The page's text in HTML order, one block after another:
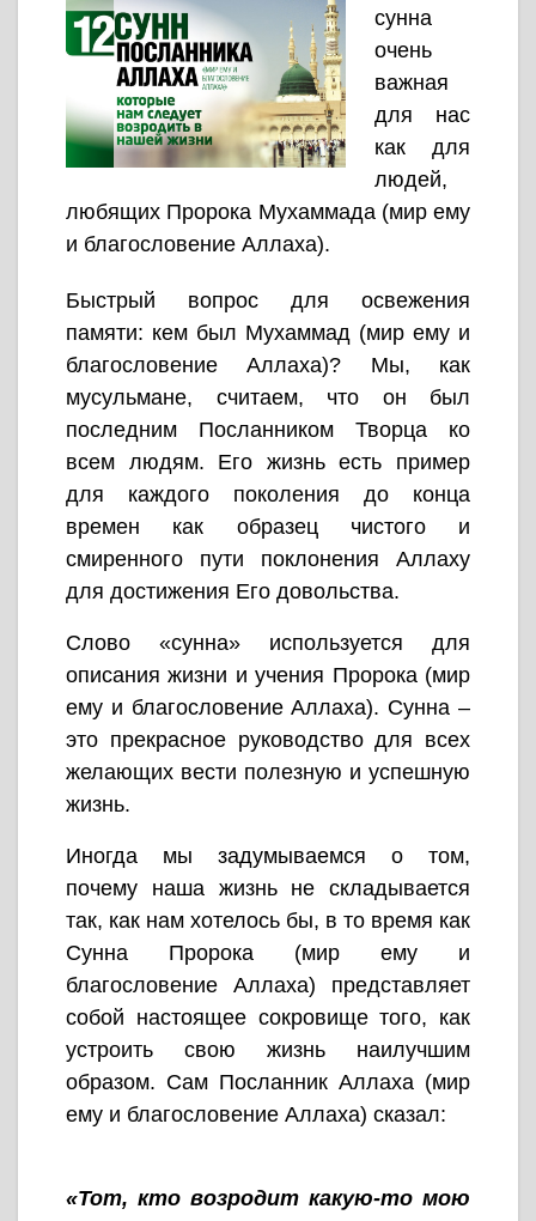
сунна
очень
важная
для нас
как для
людей,
любящих Пророка Мухаммада (мир ему
и благословение Аллаха).
Быстрый вопрос для освежения
памяти: кем был Мухаммад (мир ему и
благословение Аллаха)? Мы, как
мусульмане, считаем, что он был
последним Посланником Творца ко
всем людям. Его жизнь есть пример
для каждого поколения до конца
времен как образец чистого и
смиренного пути поклонения Аллаху
для достижения Его довольства.
Слово «сунна» используется для
описания жизни и учения Пророка (мир
ему и благословение Аллаха). Сунна –
это прекрасное руководство для всех
желающих вести полезную и успешную
жизнь.
Иногда мы задумываемся о том,
почему наша жизнь не складывается
так, как нам хотелось бы, в то время как
Сунна Пророка (мир ему и
благословение Аллаха) представляет
собой настоящее сокровище того, как
устроить свою жизнь наилучшим
образом. Сам Посланник Аллаха (мир
ему и благословение Аллаха) сказал:
«Тот, кто возродит какую-то мою